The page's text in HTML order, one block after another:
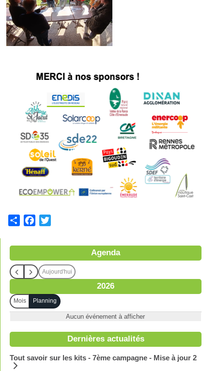
e
b
o
k
t
e
Agenda
Aujourd'hui
2026
Mois Planning
Aucun événement à afficher
Dernières actualités
Tout savoir sur les kits - 7ème campagne - Mise à jour 2